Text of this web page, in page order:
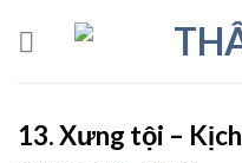
13. Xưng tội – Kịch